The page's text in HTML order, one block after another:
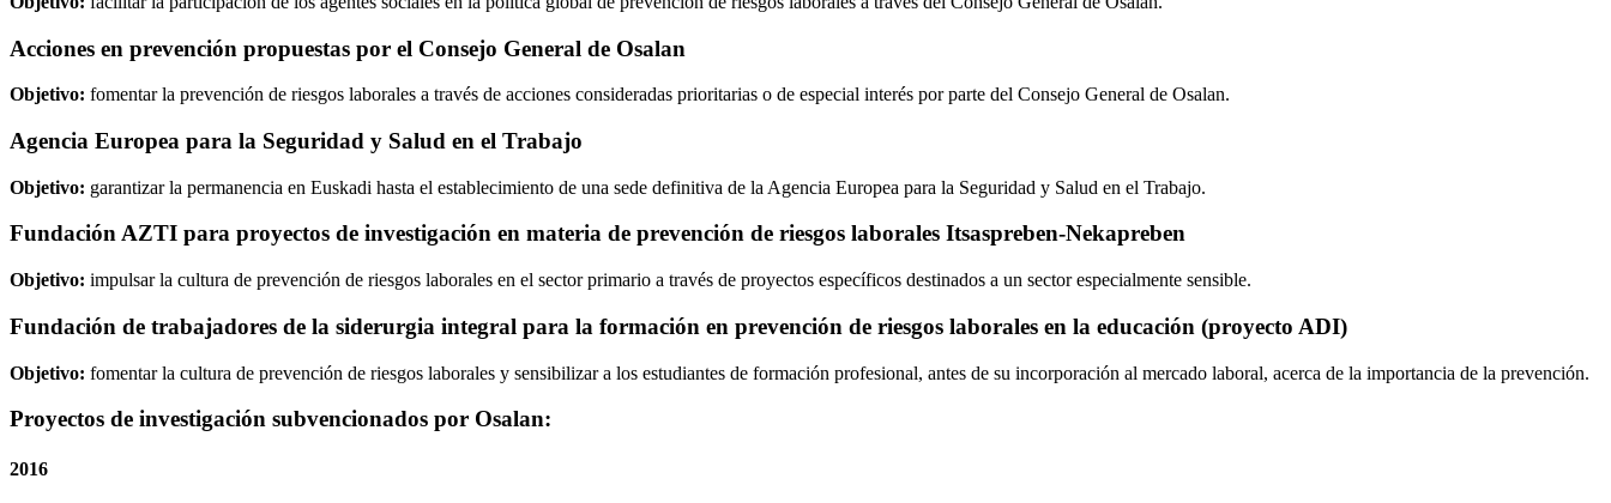
Acciones en prevención propuestas por el Consejo General de Osalan
Objetivo: fomentar la prevención de riesgos laborales a través de acciones consideradas prioritarias o de especial interés por parte del Consejo General de Osalan.
Agencia Europea para la Seguridad y Salud en el Trabajo
Objetivo: garantizar la permanencia en Euskadi hasta el establecimiento de una sede definitiva de la Agencia Europea para la Seguridad y Salud en el Trabajo.
Fundación AZTI para proyectos de investigación en materia de prevención de riesgos laborales Itsaspreben-Nekapreben
Objetivo: impulsar la cultura de prevención de riesgos laborales en el sector primario a través de proyectos específicos destinados a un sector especialmente sensible.
Fundación de trabajadores de la siderurgia integral para la formación en prevención de riesgos laborales en la educación (proyecto ADI)
Objetivo: fomentar la cultura de prevención de riesgos laborales y sensibilizar a los estudiantes de formación profesional, antes de su incorporación al mercado laboral, acerca de la importancia de la prevención.
Proyectos de investigación subvencionados por Osalan:
2016